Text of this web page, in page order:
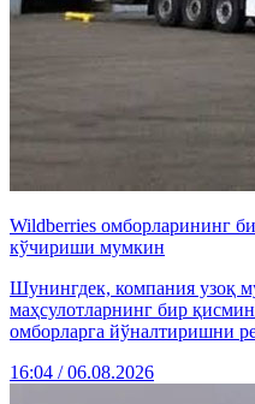
Wildberries омборларининг
кўчириши мумкин
Шунингдек, компания узоқ
маҳсулотларнинг бир
омборларга йўналтиришни
16:04 / 06.08.2026